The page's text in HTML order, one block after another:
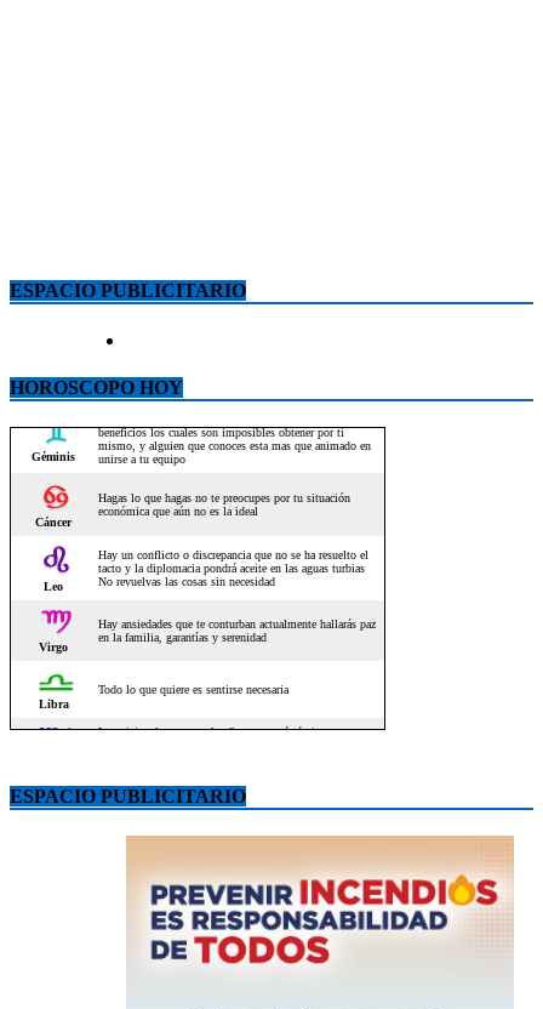
ESPACIO PUBLICITARIO
HOROSCOPO HOY
ESPACIO PUBLICITARIO